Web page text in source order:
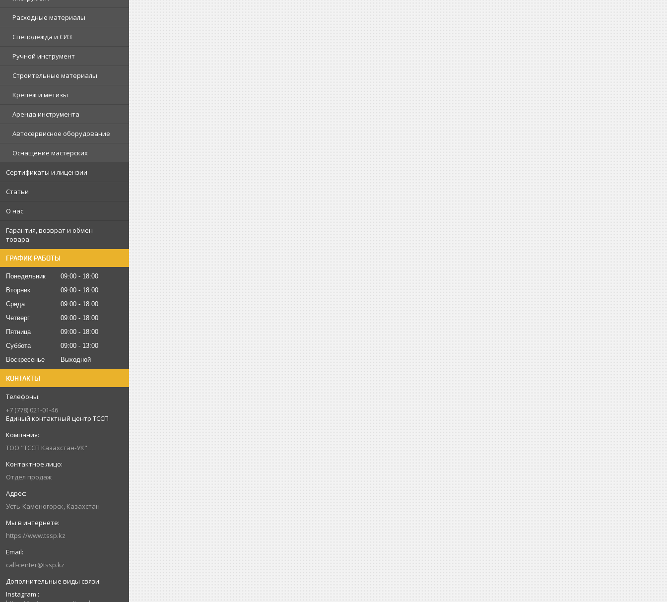
Расходные материалы
Спецодежда и СИЗ
Ручной инструмент
Строительные материалы
Крепеж и метизы
Аренда инструмента
Автосервисное оборудование
Оснащение мастерских
Сертификаты и лицензии
Статьи
О нас
Гарантия, возврат и обмен
товара
ГРАФИК РАБОТЫ
Понедельник 09:00
18:00
Вторник
09:00
18:00
Среда
09:00
18:00
Четверг
09:00
18:00
Пятница
09:00
18:00
Суббота
09:00
13:00
Воскресенье
Выходной
КОНТАКТЫ
+7 (778) 021-01-46
Единый контактный центр ТССП
ТОО "ТССП Казахстан-УК"
Отдел продаж
Усть-Каменогорск, Казахстан
https://www.tssp.kz
call-center@tssp.kz
Instagram